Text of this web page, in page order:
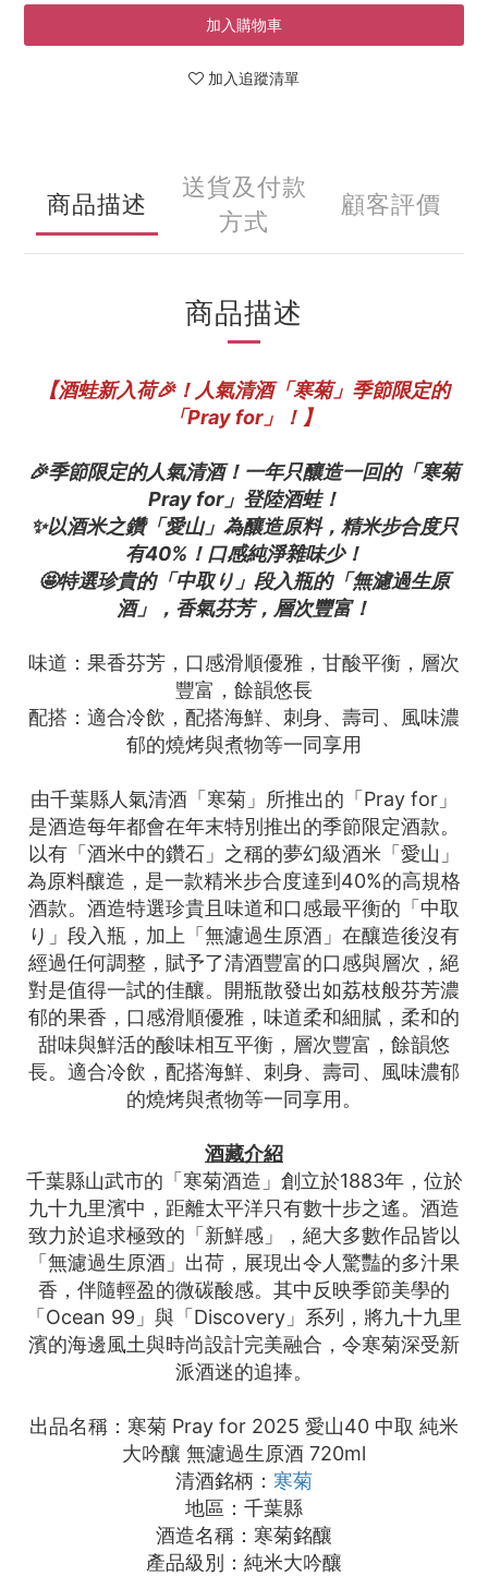
加入購物車
加入追蹤清單
商品描述
送貨及付款
方式
顧客評價
商品描述
【酒蛙新入荷🎉！人氣清酒「寒菊」季節限定的
「Pray for」！】
🎉季節限定的人氣清酒！一年只釀造一回的「寒菊
Pray for」登陸酒蛙！
✨以酒米之鑽「愛山」為釀造原料，精米步合度只
有40%！口感純淨雜味少！
🤩特選珍貴的「中取り」段入瓶的「無濾過生原
酒」，香氣芬芳，層次豐富！
味道：果香芬芳，口感滑順優雅，甘酸平衡，層次
豐富，餘韻悠長
配搭：適合冷飲，配搭海鮮、刺身、壽司、風味濃
郁的燒烤與煮物等一同享用
由千葉縣人氣清酒「寒菊」所推出的「Pray for」
是酒造每年都會在年末特別推出的季節限定酒款。
以有「酒米中的鑽石」之稱的夢幻級酒米「愛山」
為原料釀造，是一款精米步合度達到40%的高規格
酒款。酒造特選珍貴且味道和口感最平衡的「中取
り」段入瓶，加上「無濾過生原酒」在釀造後沒有
經過任何調整，賦予了清酒豐富的口感與層次，絕
對是值得一試的佳釀。開瓶散發出如荔枝般芬芳濃
郁的果香，口感滑順優雅，味道柔和細膩，柔和的
甜味與鮮活的酸味相互平衡，層次豐富，餘韻悠
長。適合冷飲，配搭海鮮、刺身、壽司、風味濃郁
的燒烤與煮物等一同享用。
酒藏介紹
千葉縣山武市的「寒菊酒造」創立於1883年，位於
九十九里濱中，距離太平洋只有數十步之遙。酒造
致力於追求極致的「新鮮感」，絕大多數作品皆以
「無濾過生原酒」出荷，展現出令人驚豔的多汁果
香，伴隨輕盈的微碳酸感。其中反映季節美學的
「Ocean 99」與「Discovery」系列，將九十九里
濱的海邊風土與時尚設計完美融合，令寒菊深受新
派酒迷的追捧。
出品名稱：寒菊 Pray for 2025 愛山40 中取 純米
大吟釀 無濾過生原酒 720ml
清酒銘柄： 寒菊
地區：千葉縣
酒造名稱：寒菊銘釀
產品級別：純米大吟釀